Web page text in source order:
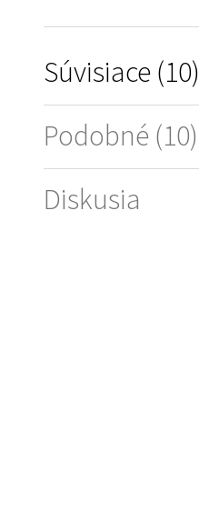
Súvisiace (10)
Podobné (10)
Diskusia